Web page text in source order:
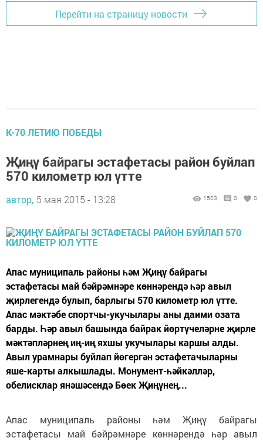
Перейти на страницу новости
К-70 ЛЕТИЮ ПОБЕДЫ
Җиңү байрагы эстафетасы район буйлап
570 километр юл үтте
автор, 5 мая 2015 - 13:28 1503 0 0
Апас муниципаль районы һәм Җиңү байрагы
эстафетасы май бәйрәмнәре көннәрендә һәр авыл
җирлегендә булып, барлыгы 570 километр юл үтте.
Апас мәктәбе спортчы-укучылары аны даими озата
барды. Һәр авыл башында байрак йөртүчеләрне җирле
мәктәпләрнең иң-иң яхшы укучылары каршы алды.
Авыл урамнары буйлап йөгергән эстафетачыларны
яше-карты алкышлады. Монумент-һәйкәлләр,
обелисклар янәшәсендә Бөек Җиңүнең...
Апас муниципаль районы һәм Җиңү байрагы
эстафетасы май бәйрәмнәре көннәрендә һәр авыл